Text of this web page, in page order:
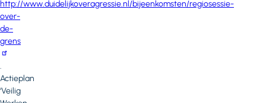
http://www.duidelijkoveragressie.nl/bijeenkomsten/regiosessie-
over-
de-
grens
.
Actieplan
‘Veilig